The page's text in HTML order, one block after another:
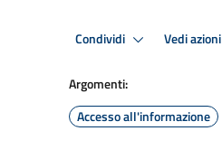
Condividi Vedi azioni
Argomenti:
Accesso all'informazione